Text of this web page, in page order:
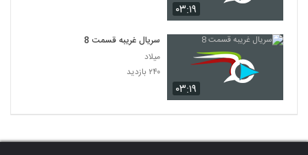
۰۳:۱۹
۰۳:۱۹
سریال غریبه قسمت 8
میلاد
۲۴۰ بازدید